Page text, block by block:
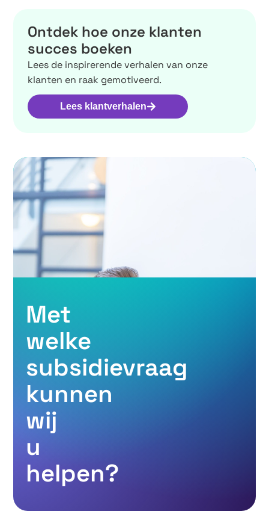
Ontdek hoe onze klanten
succes boeken
Lees de inspirerende verhalen van onze
klanten en raak gemotiveerd.
Lees klantverhalen
Met
welke
subsidievraag
kunnen
wij
u
helpen?